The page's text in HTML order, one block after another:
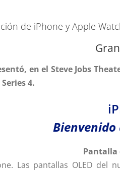
de iPhone y Apple
en el Steve Jobs
4.
Pantalla
Las pantallas OLED del